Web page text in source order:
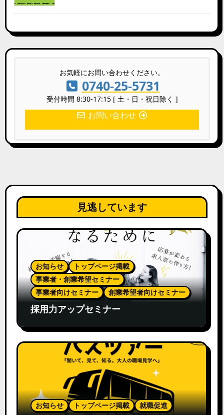
お気軽にお問い合わせください。
0740-25-5731
受付時間 8:30-17:15 [ 土・日・祝日除く ]
お問い合わせ
見逃しています
お知らせ
トップページ掲載
事業者・創業希望セミナー
事業者向けセミナー
創業希望者向けセミナー
採用力アップセミナー
お知らせ トップページ掲載 就職促進